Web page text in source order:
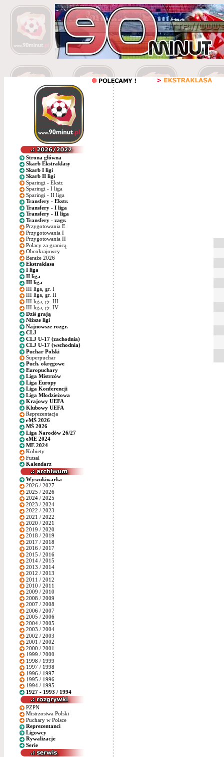
Strona główna
Skarb Ekstraklasy
Skarb I ligi
Skarb II ligi
Sparingi - Ekstr.
Sparingi - I liga
Sparingi - II liga
Transfery - Ekstr.
Transfery - I liga
Transfery - II liga
Transfery - zagr.
Przygotowania E
Przygotowania I
Przygotowania II
Polacy za granicą
Obcokrajowcy
Baraże 2026
Ekstraklasa
I liga
II liga
III liga
III liga, gr. I
III liga, gr. II
III liga, gr. III
III liga, gr. IV
Dziś grają
Niższe ligi
Najnowsze rozgr.
CLJ
CLJ U-17 (zachodnia)
CLJ U-17 (wschodnia)
Puchar Polski
Superpuchar
Puch. okręgowe
Europuchary
Liga Mistrzów
Liga Europy
Liga Konferencji
Liga Młodzieżowa
Krajowy UEFA
Klubowy UEFA
Reprezentacja
eMŚ 2026
MŚ 2026
Liga Narodów 26/27
eME 2024
ME 2024
Kobiety
Futsal
Kalendarz
Wyszukiwarka
2026 / 2027
2025 / 2026
2024 / 2025
2023 / 2024
2022 / 2023
2021 / 2022
2020 / 2021
2019 / 2020
2018 / 2019
2017 / 2018
2016 / 2017
2015 / 2016
2014 / 2015
2013 / 2014
2012 / 2013
2011 / 2012
2010 / 2011
2009 / 2010
2008 / 2009
2007 / 2008
2006 / 2007
2005 / 2006
2004 / 2005
2003 / 2004
2002 / 2003
2001 / 2002
2000 / 2001
1999 / 2000
1998 / 1999
1997 / 1998
1996 / 1997
1995 / 1996
1994 / 1995
1927 - 1993 / 1994
PZPN
Mistrzostwa Polski
Puchary w Polsce
Reprezentanci
Ligowcy
Rywalizacje
Serie